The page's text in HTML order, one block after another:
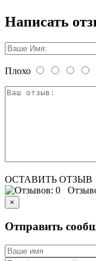
Написать
Плохо
ОСТАВИТЬ ОТЗЫВ
×
Отправить